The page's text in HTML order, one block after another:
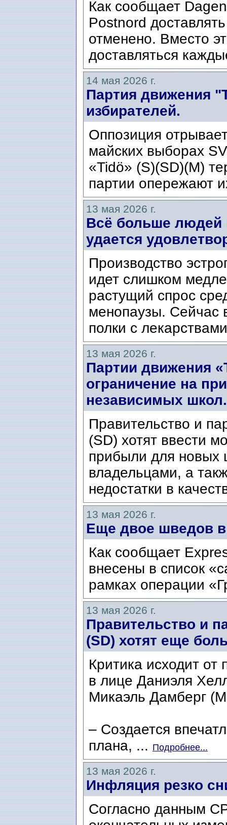
Как сообщает
Postnord
отменено. Вместо
доставляться
14 мая 2026 г.
Партия движения
избирателей.
Оппозиция
майских выборах
«Tidö» (S)(SD)(M)
партии опережают
13 мая 2026 г.
Всё больше людей
удается
Производство
идет слишком
растущий спрос
менопаузы. Сейчас
полки с
13 мая 2026 г.
Партии движения
ограничение на
независимых школ.
Правительство и
(SD) хотят ввести
прибыли для новых
владельцами, а
недостатки в
13 мая 2026 г.
Еще двое шведов
Как сообщает
внесены в список
рамках операции
13 мая 2026 г.
Правительство и
(SD) хотят еще
Критика исходит от
в лице Даниэля
Микаэль Дамберг
– Создается
плана, ... Подробнее...
13 мая 2026 г.
Инфляция резко
Согласно данным